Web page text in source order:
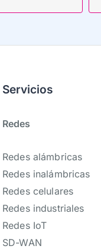
y suscríbete!
Servicios
Redes
Redes alámbricas
Redes inalámbricas
Redes celulares
Redes industriales
Redes IoT
SD-WAN